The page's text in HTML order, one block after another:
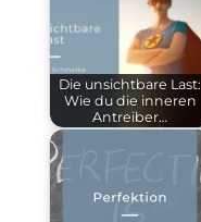
Die unsichtbare Last:
Wie du die inneren
Antreiber…